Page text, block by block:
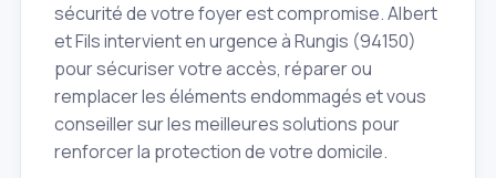
sécurité de votre foyer est compromise. Albert
et Fils intervient en urgence à Rungis (94150)
pour sécuriser votre accès, réparer ou
remplacer les éléments endommagés et vous
conseiller sur les meilleures solutions pour
renforcer la protection de votre domicile.